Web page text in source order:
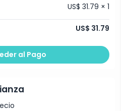
US$ 31.79 × 1
US$ 31.79
al Pago